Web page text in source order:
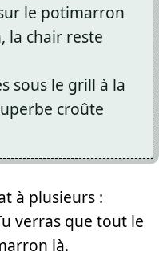
le potimarron
la chair reste
sous le grill à la
croûte
à plusieurs :
verras que tout le
là.